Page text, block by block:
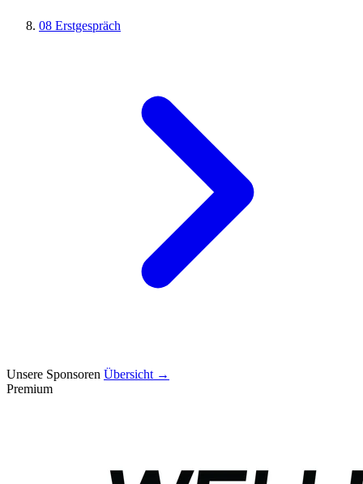
08 Erstgespräch
Unsere Sponsoren Übersicht →
Premium